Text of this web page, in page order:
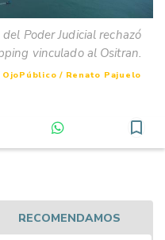
Poder Judicial rechazó
vinculado al Ositran.
OjoPúblico / Renato Pajuelo
RECOMENDAMOS